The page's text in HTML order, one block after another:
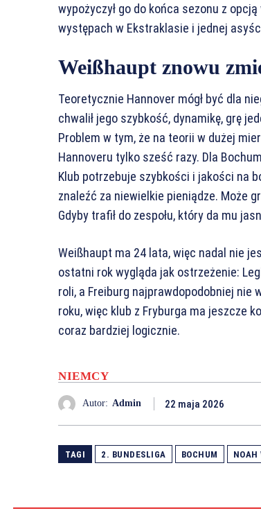
wypożyczył go do końca sezonu z
występach w Ekstraklasie i jednej
Weißhaupt znowu
Teoretycznie Hannover mógł być dla
chwalił jego szybkość, dynamikę, grę
Problem w tym, że na teorii w dużej
Hannoveru tylko sześć razy. Dla
Klub potrzebuje szybkości i jakości na
znaleźć za niewielkie pieniądze. Może
Gdyby trafił do zespołu, który da mu
Weißhaupt ma 24 lata, więc nadal nie
ostatni rok wygląda jak ostrzeżenie:
roli, a Freiburg najprawdopodobniej nie
roku, więc klub z Fryburga ma jeszcze
coraz bardziej logicznie.
NIEMCY
Autor: Admin 22 maja 2026
TAGI 2. BUNDESLIGA BOCHUM NOAH